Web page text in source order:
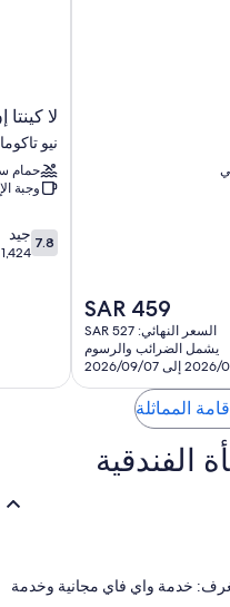
المحمول وتكييف، بالإضافة إلى
مكتب. يُعطي النزلاء تقييمات
الفندقية.
أو حجيرات دش
السعر
الحالي
هو
SAR
459
SAR 459
السعر النهائي: SAR 527
يشمل الضرائب والرسوم
لا
إن
آند
سويتس
ويندام
تاكوما
لا
نيو تاكوما
حمام
وجبة
7.8
من
7.8 جيد
1,424 تقييمًا
المماثلة
الفندقية
خدمة واي فاي مجانية وخدمة